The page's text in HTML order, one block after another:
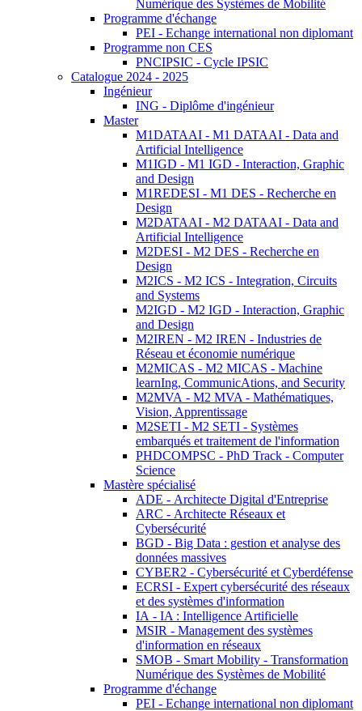
Numérique des Systèmes de Mobilité
Programme d'échange
PEI - Echange international non diplomant
Programme non CES
PNCIPSIC - Cycle IPSIC
Catalogue 2024 - 2025
Ingénieur
ING - Diplôme d'ingénieur
Master
M1DATAAI - M1 DATAAI - Data and
Artificial Intelligence
M1IGD - M1 IGD - Interaction, Graphic
and Design
M1REDESI - M1 DES - Recherche en
Design
M2DATAAI - M2 DATAAI - Data and
Artificial Intelligence
M2DESI - M2 DES - Recherche en
Design
M2ICS - M2 ICS - Integration, Circuits
and Systems
M2IGD - M2 IGD - Interaction, Graphic
and Design
M2IREN - M2 IREN - Industries de
Réseau et économie numérique
M2MICAS - M2 MICAS - Machine
learnIng, CommunicAtions, and Security
M2MVA - M2 MVA - Mathématiques,
Vision, Apprentissage
M2SETI - M2 SETI - Systèmes
embarqués et traitement de l'information
PHDCOMPSC - PhD Track - Computer
Science
Mastère spécialisé
ADE - Architecte Digital d'Entreprise
ARC - Architecte Réseaux et
Cybersécurité
BGD - Big Data : gestion et analyse des
données massives
CYBER2 - Cybersécurité et Cyberdéfense
ECRSI - Expert cybersécurité des réseaux
et des systèmes d'information
IA - IA : Intelligence Artificielle
MSIR - Management des systèmes
d'information en réseaux
SMOB - Smart Mobility - Transformation
Numérique des Systèmes de Mobilité
Programme d'échange
PEI - Echange international non diplomant